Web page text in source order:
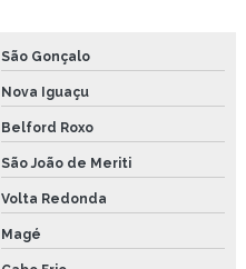
São Gonçalo
Nova Iguaçu
Belford Roxo
São João de Meriti
Volta Redonda
Magé